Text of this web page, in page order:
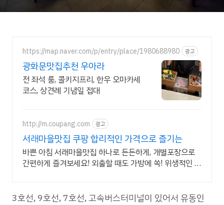
https://map.naver.com/p/entry/place/1980688980 광고
광화문맛집추천 우아라
전 좌석 룸, 콜키지프리, 한우 오마카세
코스, 상견례 기념일 접대
http://m.coupang.com 광고
서래마을맛집 쿠팡 합리적인 가격으로 즐기는
바쁜 아침 서래마을맛집 하나로 든든하게, 개별포장으로
간편하게 즐겨보세요! 외출할 때도 가방에 쏙! 위생적인 개
3호선, 9호선, 7호선, 고속버스터미널이 있어서 유동인